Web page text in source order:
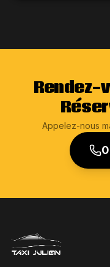
Rendez-
Appelez-nous